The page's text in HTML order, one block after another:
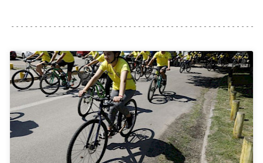
Información para keyboard_arrow_down
Futuros estudiantes
Estudiantes
Académicos
Go to english site launch
ACCESOS DIRECTOS